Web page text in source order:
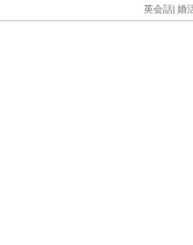
英会話| 婚